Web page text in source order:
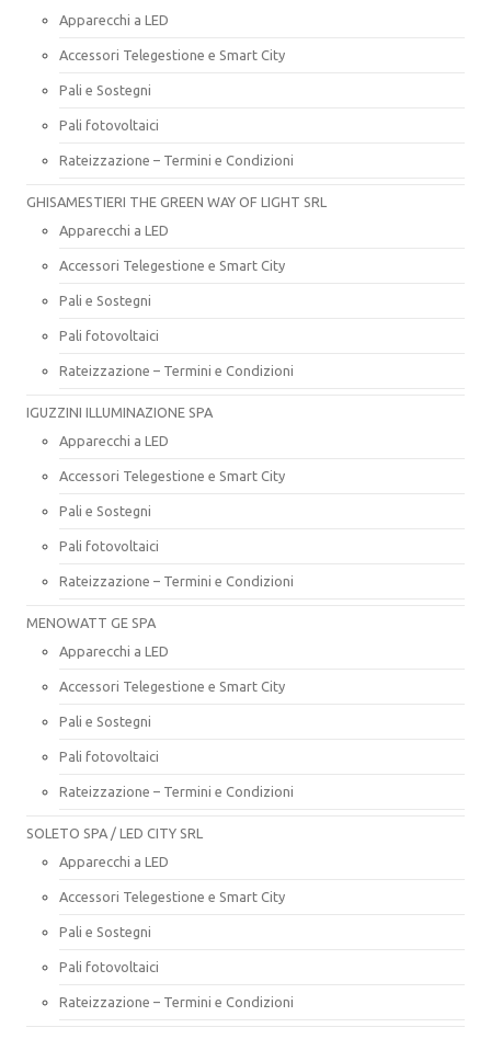
Apparecchi a LED
Accessori Telegestione e Smart City
Pali e Sostegni
Pali fotovoltaici
Rateizzazione – Termini e Condizioni
GHISAMESTIERI THE GREEN WAY OF LIGHT SRL
Apparecchi a LED
Accessori Telegestione e Smart City
Pali e Sostegni
Pali fotovoltaici
Rateizzazione – Termini e Condizioni
IGUZZINI ILLUMINAZIONE SPA
Apparecchi a LED
Accessori Telegestione e Smart City
Pali e Sostegni
Pali fotovoltaici
Rateizzazione – Termini e Condizioni
MENOWATT GE SPA
Apparecchi a LED
Accessori Telegestione e Smart City
Pali e Sostegni
Pali fotovoltaici
Rateizzazione – Termini e Condizioni
SOLETO SPA / LED CITY SRL
Apparecchi a LED
Accessori Telegestione e Smart City
Pali e Sostegni
Pali fotovoltaici
Rateizzazione – Termini e Condizioni